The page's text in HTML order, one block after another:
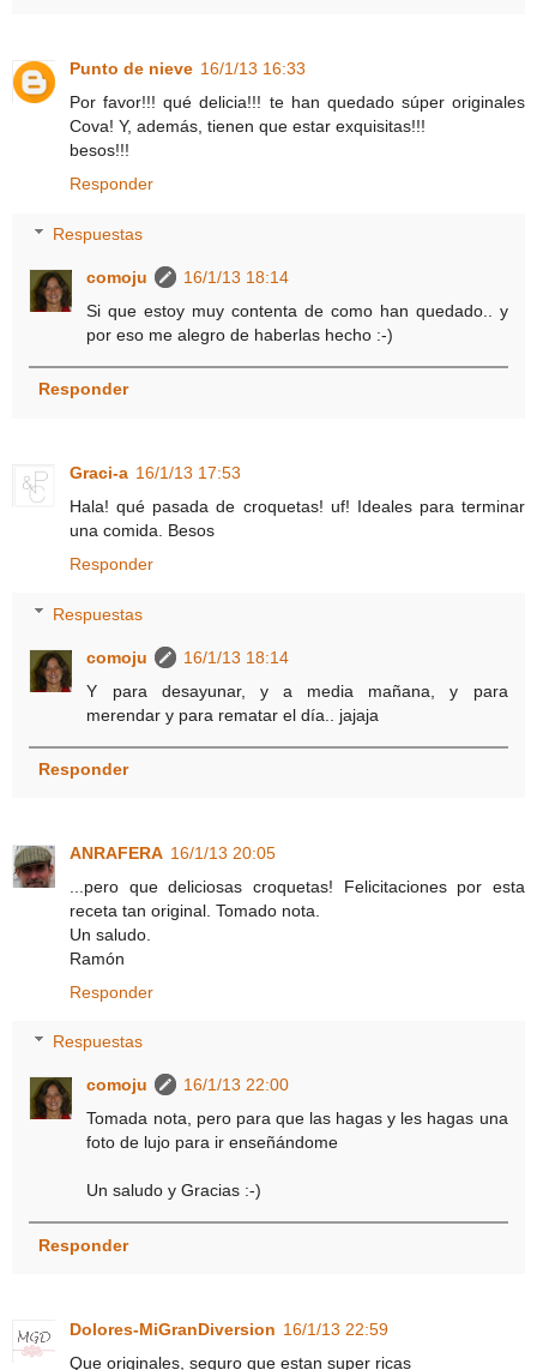
Punto de nieve 16/1/13 16:33
Por favor!!! qué delicia!!! te han quedado súper originales
Cova! Y, además, tienen que estar exquisitas!!!
besos!!!
Responder
Respuestas
comoju
16/1/13 18:14
Si que estoy muy contenta de como han quedado.. y
por eso me alegro de haberlas hecho :-)
Responder
Graci-a 16/1/13 17:53
Hala! qué pasada de croquetas! uf! Ideales para terminar
una comida. Besos
Responder
Respuestas
comoju
16/1/13 18:14
Y para desayunar, y a media mañana, y para
merendar y para rematar el día.. jajaja
Responder
ANRAFERA 16/1/13 20:05
...pero que deliciosas croquetas! Felicitaciones por esta
receta tan original. Tomado nota.
Un saludo.
Ramón
Responder
Respuestas
comoju
16/1/13 22:00
Tomada nota, pero para que las hagas y les hagas una
foto de lujo para ir enseñándome
Un saludo y Gracias :-)
Responder
Dolores-MiGranDiversion 16/1/13 22:59
Que originales, seguro que estan super ricas